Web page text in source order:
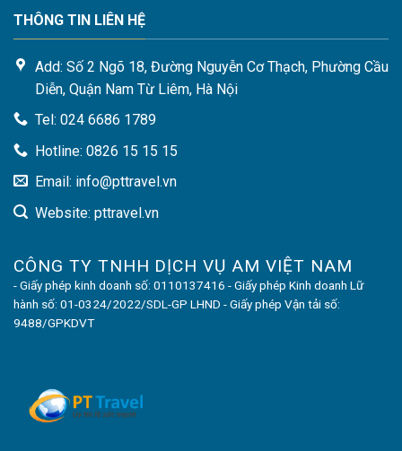
THÔNG TIN LIÊN HỆ
Add: Số 2 Ngõ 18, Đường Nguyễn Cơ Thạch, Phường Cầu
Diễn, Quận Nam Từ Liêm, Hà Nội
Tel: 024 6686 1789
Hotline: 0826 15 15 15
Email: info@pttravel.vn
Website: pttravel.vn
CÔNG TY TNHH DỊCH VỤ AM VIỆT NAM
- Giấy phép kinh doanh số: 0110137416 - Giấy phép Kinh doanh Lữ
hành số: 01-0324/2022/SDL-GP LHND - Giấy phép Vận tải số:
9488/GPKDVT